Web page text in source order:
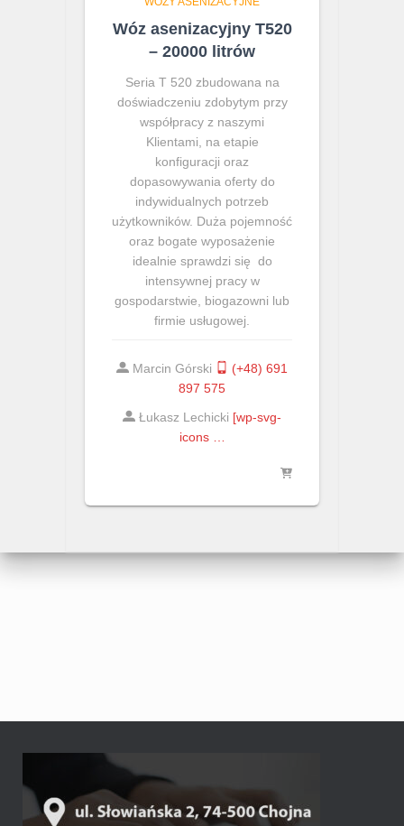
Wóz asenizacyjny T520
– 20000 litrów
Seria T 520 zbudowana na
doświadczeniu zdobytym przy
współpracy z naszymi
Klientami, na etapie
konfiguracji oraz
dopasowywania oferty do
indywidualnych potrzeb
użytkowników. Duża pojemność
oraz bogate wyposażenie
idealnie sprawdzi się do
intensywnej pracy w
gospodarstwie, biogazowni lub
firmie usługowej.
Marcin Górski
(+48) 691
897 575
Łukasz Lechicki [wp-svg-
icons …